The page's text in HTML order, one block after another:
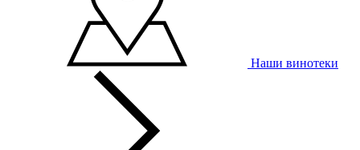
Наши винотеки